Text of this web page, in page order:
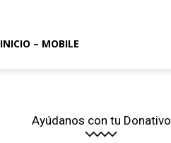
INICIO – MOBILE
Ayúdanos con tu Donativo